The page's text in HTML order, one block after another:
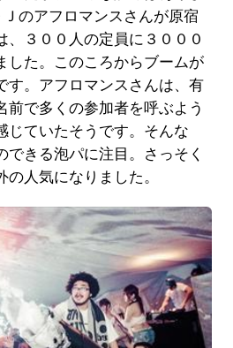
のアフロマンスさんが原宿
、３００人の定員に３０００
した。このころからブームが
す。アフロマンスさんは、有
前で多くの参加者を呼ぶよう
じていたそうです。そんな
できる泡パに注目。さっそく
人気になりました。